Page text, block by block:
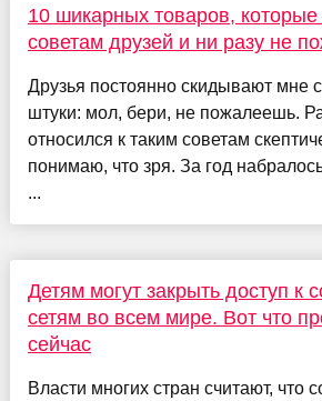
10 шикарных товаров,
советам друзей и ни разу не
Друзья постоянно скидывают мне
штуки: мол, бери, не пожалеешь.
относился к таким советам
понимаю, что зря. За год
...
Детям могут закрыть доступ к
сетям во всем мире. Вот что
сейчас
Власти многих стран считают, что